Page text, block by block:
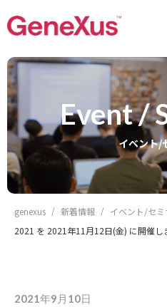
Event /
イベント/
genexus 新着情報 イベント/セミ
2021 を 2021年11月12日(金) に開催し
2021年9月10日